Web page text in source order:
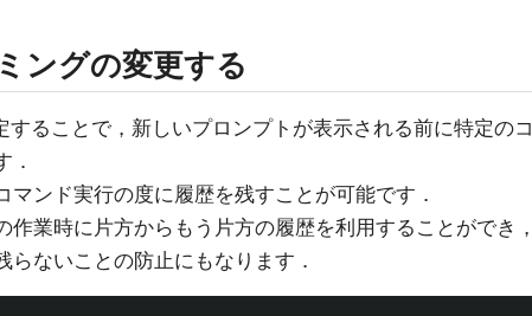
ングの変更する
することで，新しいプロンプトが表示される前に特定のコ
．
ンド実行の度に履歴を残すことが可能です．
作業時に片方からもう片方の履歴を利用することができ，
ないことの防止にもなります．